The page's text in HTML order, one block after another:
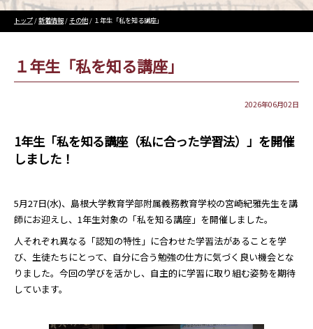
現
在
置：
トップ/新着情報/ その他/ １年生「私を知る講座」
１年生「私を知る講座」
2026年06月02日
1年生「私を知る講座（私に合った学習法）」を開催
しました！
5月27日(水)、島根大学教育学部附属義務教育学校の宮崎紀雅先生を講
師にお迎えし、1年生対象の「私を知る講座」を開催しました。
人それぞれ異なる「認知の特性」に合わせた学習法があることを学
び、生徒たちにとって、自分に合う勉強の仕方に気づく良い機会とな
りました。今回の学びを活かし、自主的に学習に取り組む姿勢を期待
しています。